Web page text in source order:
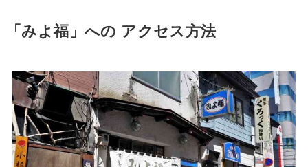
「みよ福」への アクセス方法